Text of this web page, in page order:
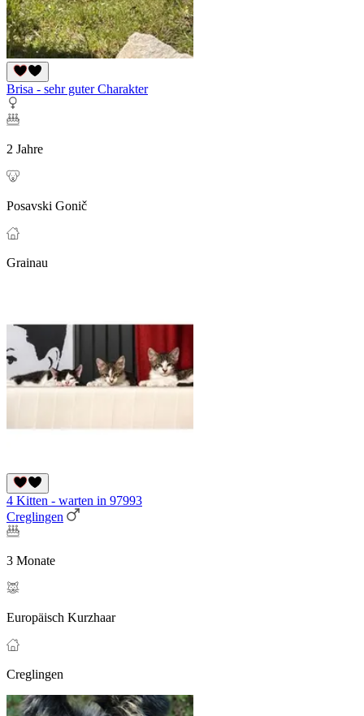
Brisa - sehr guter Charakter
2 Jahre
Posavski Gonič
Grainau
4 Kitten - warten in 97993
Creglingen
3 Monate
Europäisch Kurzhaar
Creglingen